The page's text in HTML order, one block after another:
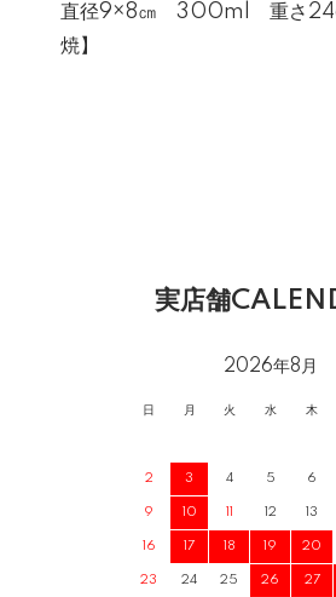
直径9×8㎝ 300ml 重さ
焼】
実店舗
2026年8月
日 月 火 水 木
2 3 4 5 6
9 10 11 12 13
16 17 18 19 20
23 24 25 26 27